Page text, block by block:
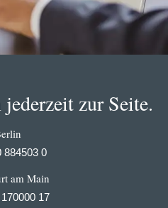
zur Seite.
884503 0
am Main
17